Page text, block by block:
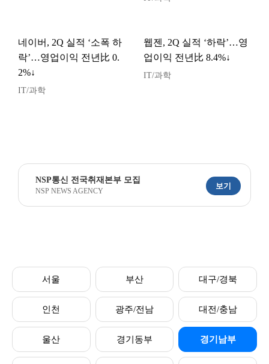
네이버, 2Q 실적 ‘소폭 하
락’…영업이익 전년比 0.
2%↓
IT/과학
웹젠, 2Q 실적 ‘하락’…영
업이익 전년比 8.4%↓
IT/과학
NSP통신 전국취재본부 모집
NSP NEWS AGENCY
보기
서울 부산 대구/경북
인천 광주/전남 대전/충남
울산 경기동부 경기남부